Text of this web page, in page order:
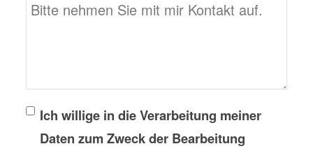
Ich willige in die Verarbeitung meiner
Daten zum Zweck der Bearbeitung